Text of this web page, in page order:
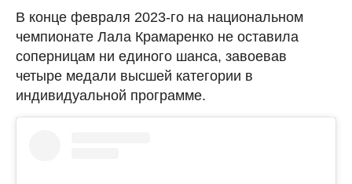
В конце февраля 2023-го на национальном
чемпионате Лала Крамаренко не оставила
соперницам ни единого шанса, завоевав
четыре медали высшей категории в
индивидуальной программе.